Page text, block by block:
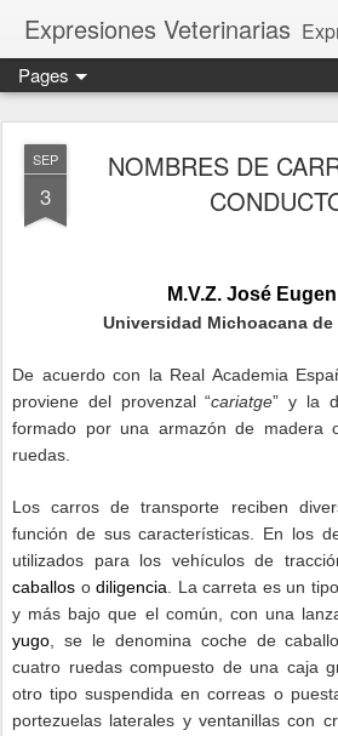
Expresiones Veterinarias Expresiones
Pages
SEP
3
NOMBRES DE
M.V.Z. José
Universidad Michoacana
De acuerdo con la Real Academia
proviene del provenzal “cariatge” y la
formado por una armazón de madera
ruedas.
Los carros de transporte reciben
función de sus características. En los
utilizados para los vehículos de
caballos odiligencia . La carreta es un
y más bajo que el común, con una
yugo , se le denomina coche de
cuatro ruedas compuesto de una caja
otro tipo suspendida en correas o
portezuelas laterales y ventanillas con